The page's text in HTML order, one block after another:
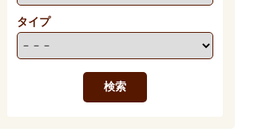
タイプ